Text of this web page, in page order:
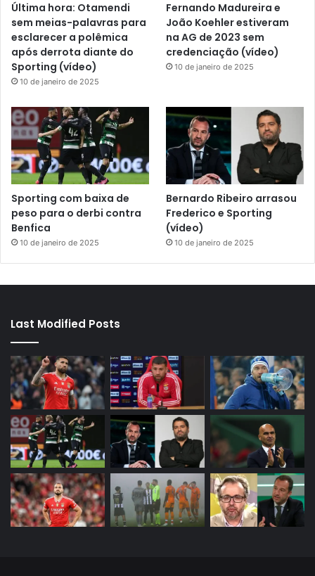
Última hora: Otamendi
sem meias-palavras para
esclarecer a polêmica
após derrota diante do
Sporting (vídeo)
10 de janeiro de 2025
Fernando Madureira e
João Koehler estiveram
na AG de 2023 sem
credenciação (vídeo)
10 de janeiro de 2025
Sporting com baixa de
peso para o derbi contra
Benfica
10 de janeiro de 2025
Bernardo Ribeiro arrasou
Frederico e Sporting
(vídeo)
10 de janeiro de 2025
Last Modified Posts